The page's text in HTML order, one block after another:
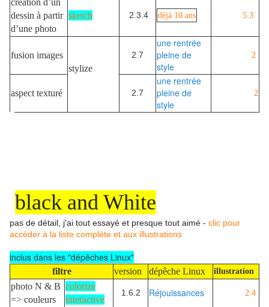
dessin à partir
d’une photo
sketch 2.3.4 déjà 10 ans 5.3
fusion images
stylize
2.7
une rentrée
pleine de
style
2
aspect texturé 2.7
une rentrée
pleine de
style
2
black and White
pas de détail, j'ai tout essayé et presque tout aimé - clic pour
accéder à la liste complète et aux illustrations
inclus dans les "dépêches Linux"
filtre version dépêche Linux illustration
photo N & B
=> couleurs
colorize
interactive
1.6.2 Réjouissances 2.4